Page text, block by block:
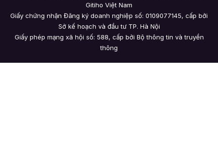
Gitiho Việt Nam
Giấy chứng nhận Đăng ký doanh nghiệp số: 0109077145, cấp bởi
Sở kế hoạch và đầu tư TP. Hà Nội
Giấy phép mạng xã hội số: 588, cấp bởi Bộ thông tin và truyền
thông